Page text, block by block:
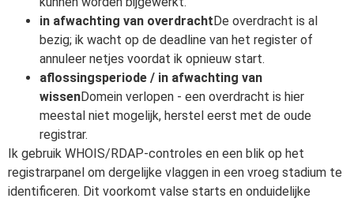
in afwachting van overdracht De overdracht is al
bezig; ik wacht op de deadline van het register of
annuleer netjes voordat ik opnieuw start.
aflossingsperiode / in afwachting van
wissenDomein verlopen - een overdracht is hier
meestal niet mogelijk, herstel eerst met de oude
registrar.
Ik gebruik WHOIS/RDAP-controles en een blik op het
registrarpanel om dergelijke vlaggen in een vroeg stadium te
identificeren. Dit voorkomt valse starts en onduidelijke